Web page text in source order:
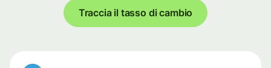
Traccia il tasso di cambio